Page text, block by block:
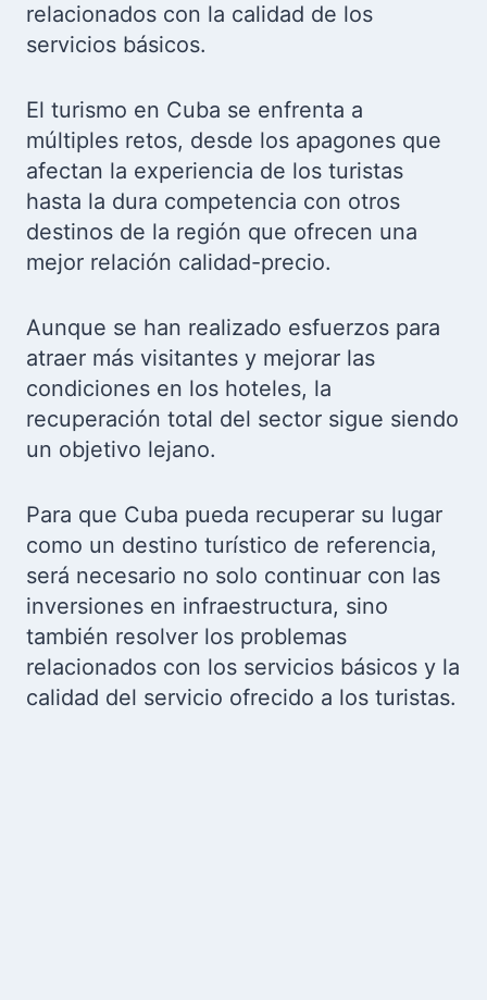
relacionados con la calidad de los
servicios básicos.
El turismo en Cuba se enfrenta a
múltiples retos, desde los apagones que
afectan la experiencia de los turistas
hasta la dura competencia con otros
destinos de la región que ofrecen una
mejor relación calidad-precio.
Aunque se han realizado esfuerzos para
atraer más visitantes y mejorar las
condiciones en los hoteles, la
recuperación total del sector sigue siendo
un objetivo lejano.
Para que Cuba pueda recuperar su lugar
como un destino turístico de referencia,
será necesario no solo continuar con las
inversiones en infraestructura, sino
también resolver los problemas
relacionados con los servicios básicos y la
calidad del servicio ofrecido a los turistas.